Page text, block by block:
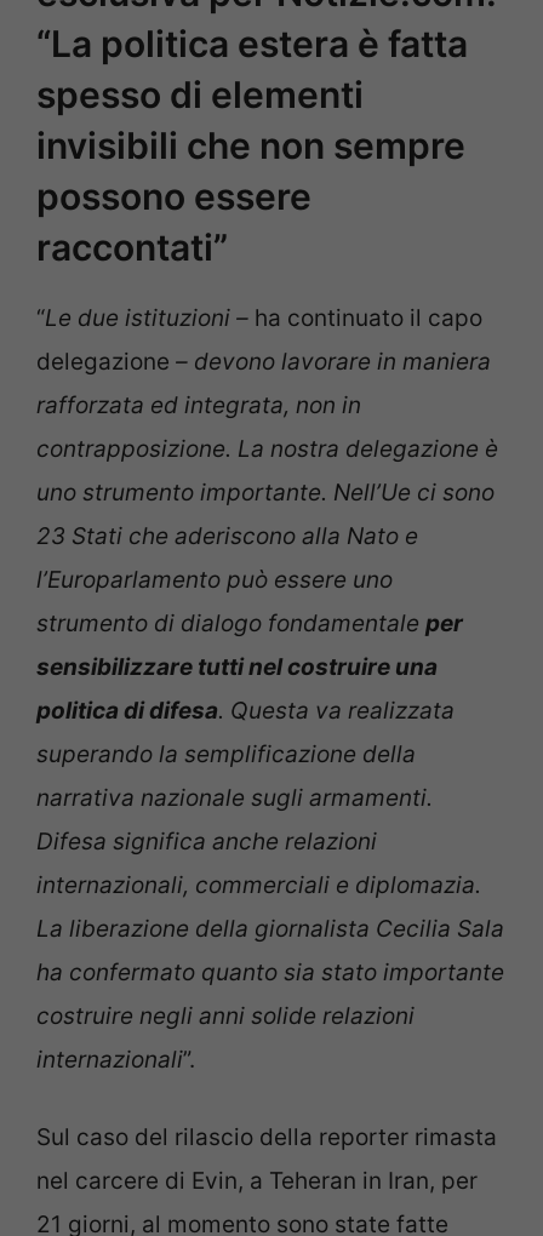
“La politica estera è fatta
spesso di elementi
invisibili che non sempre
possono essere
raccontati”
“Le due istituzioni – ha continuato il capo
delegazione – devono lavorare in maniera
rafforzata ed integrata, non in
contrapposizione. La nostra delegazione è
uno strumento importante. Nell’Ue ci sono
23 Stati che aderiscono alla Nato e
l’Europarlamento può essere uno
strumento di dialogo fondamentale per
sensibilizzare tutti nel costruire una
politica di difesa. Questa va realizzata
superando la semplificazione della
narrativa nazionale sugli armamenti.
Difesa significa anche relazioni
internazionali, commerciali e diplomazia.
La liberazione della giornalista Cecilia Sala
ha confermato quanto sia stato importante
costruire negli anni solide relazioni
internazionali”.
Sul caso del rilascio della reporter rimasta
nel carcere di Evin, a Teheran in Iran, per
21 giorni, al momento sono state fatte